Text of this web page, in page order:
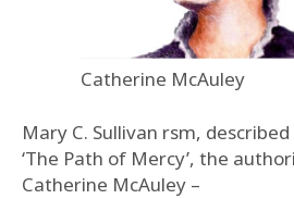
Catherine McAuley
Mary C. Sullivan rsm,
‘The Path of Mercy’, the
Catherine McAuley –